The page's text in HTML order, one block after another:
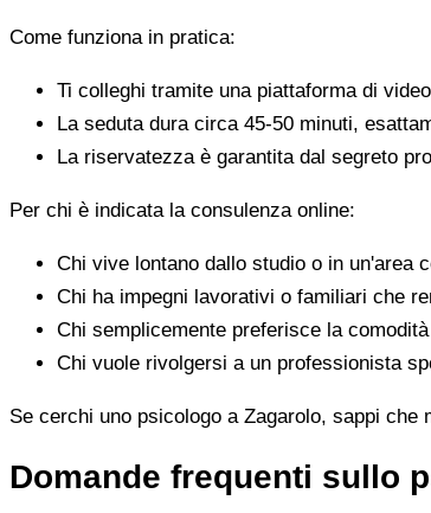
Come funziona in pratica:
Ti colleghi tramite una piattaforma di
La seduta dura circa 45-50 minuti,
La riservatezza è garantita dal segreto
Per chi è indicata la consulenza online:
Chi vive lontano dallo studio o in un'area
Chi ha impegni lavorativi o familiari che
Chi semplicemente preferisce la
Chi vuole rivolgersi a un professionista
Se cerchi uno psicologo a Zagarolo, sappi
Domande frequenti sullo